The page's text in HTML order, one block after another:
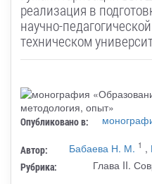
реализация в
научно-
техническом
Опубликовано в:
Автор: Бабаева Н. М. 1 ,
Рубрика:
Глава II.